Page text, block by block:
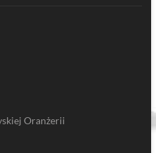
Oranżerii